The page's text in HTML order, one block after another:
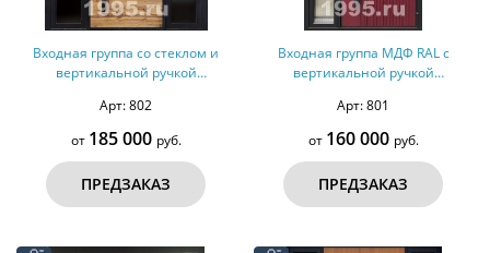
Входная группа со стеклом и
вертикальной ручкой
сталь)
Арт: 802
от 185 000 руб.
ПРЕДЗАКАЗ
Входная группа МДФ RAL с
вертикальной ручкой
Арт: 801
от 160 000 руб.
ПРЕДЗАКАЗ